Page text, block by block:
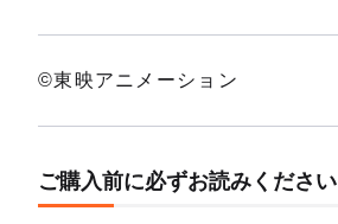
©東映アニメーション
ご購入前に必ずお読みください